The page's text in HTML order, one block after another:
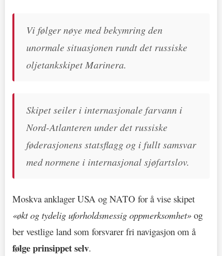
Vi følger nøye med bekymring den
unormale situasjonen rundt det russiske
oljetankskipet Marinera.
Skipet seiler i internasjonale farvann i
Nord-Atlanteren under det russiske
føderasjonens statsflagg og i fullt samsvar
med normene i internasjonal sjøfartslov.
Moskva anklager USA og NATO for å vise skipet
«økt og tydelig uforholdsmessig oppmerksomhet» og
ber vestlige land som forsvarer fri navigasjon om å
følge prinsippet selv.